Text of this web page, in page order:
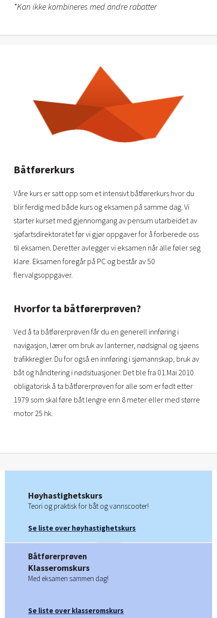
Båtførerkurs
Våre kurs er satt opp som et intensivt båtførerkurs hvor du
blir ferdig med både kurs og eksamen på samme dag. Vi
starter kurset med gjennomgang av pensum utarbeidet av
sjøfartsdirektoratet før vi gjør oppgaver for å forberede oss
til eksamen. Deretter avlegger vi eksamen når alle føler seg
klare. Eksamen foregår på PC og består av 50
flervalgsoppgaver.
Hvorfor ta båtførerprøven?
Ved å ta båtførerprøven får du en generell innføring i
navigasjon, lærer om bruk av lanterner, nødsignal og sjøens
trafikkregler. Du for også en innføring i sjømannskap, bruk av
båt og håndtering i nødsituasjoner. Det ble fra 01.Mai 2010
obligatorisk å ta båtførerprøven for alle som er født etter
1979 som skal føre båt lengre enn 8 meter eller med større
motor 25 hk.
*Kan ikke kombineres med andre rabatter
Høyhastighetskurs
Teori og praktisk for båt og vannscooter!
Se liste over høyhastighetskurs
Båtførerprøven
Klasseromskurs
Med eksamen sammen dag!
Se liste over klasseromskurs